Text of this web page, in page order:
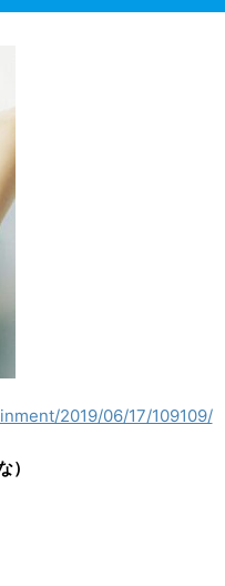
2019/06/17/109109/